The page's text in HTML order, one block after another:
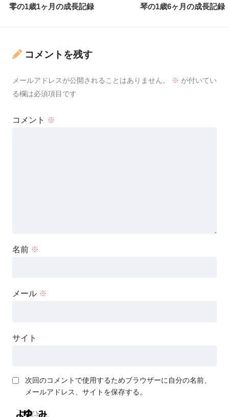
零の1歳1ヶ月の成長記録 琴の1歳6ヶ月の成長記録
コメントを残す
メールアドレスが公開されることはありません。 ※ が付いてい
る欄は必須項目です
コメント ※
名前 ※
メール ※
サイト
次回のコメントで使用するためブラウザーに自分の名前、
メールアドレス、サイトを保存する。